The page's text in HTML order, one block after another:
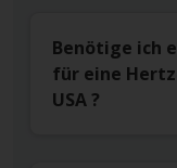
Benötige ich
für eine
USA ?